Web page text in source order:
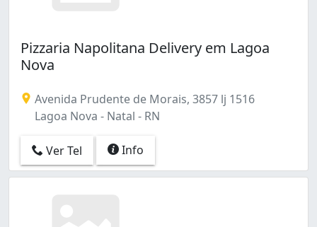
Pizzaria Napolitana Delivery em Lagoa
Nova
Avenida Prudente de Morais, 3857 lj 1516
Lagoa Nova - Natal - RN
Ver Tel Info